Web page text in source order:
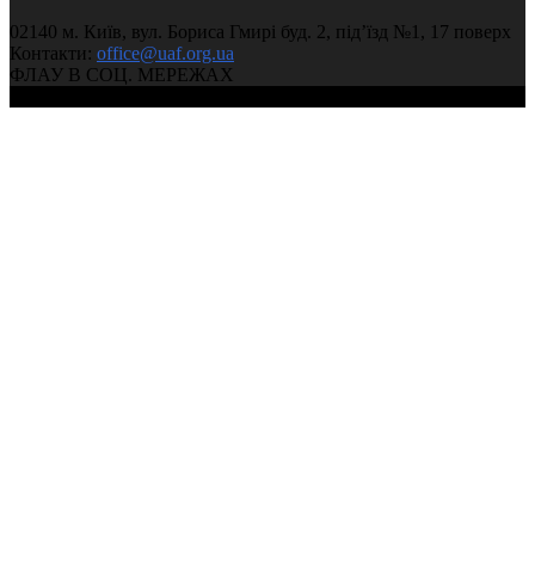
02140 м. Київ, вул. Бориса Гмирі буд. 2, під’їзд №1, 17 поверх
Контакти: office@uaf.org.ua
ФЛАУ В СОЦ. МЕРЕЖАХ